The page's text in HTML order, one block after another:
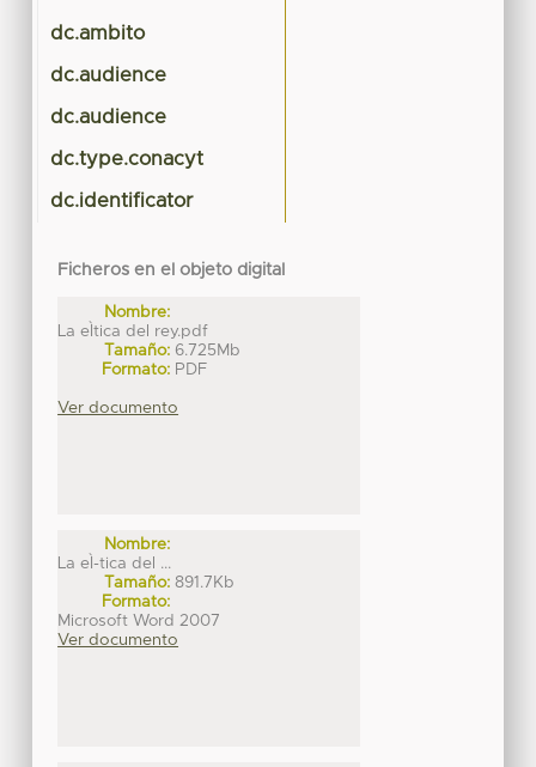
dc.ambito
dc.audience
dc.audience
dc.type.conacyt
dc.identificator
Ficheros en el objeto digital
Nombre:
La eÌtica del rey.pdf
Tamaño: 6.725Mb
Formato: PDF
Ver documento
Nombre:
La eÌ-tica del ...
Tamaño: 891.7Kb
Formato:
Microsoft Word 2007
Ver documento